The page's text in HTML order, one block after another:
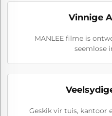
Vinnige
MANLEE filme is
seemlose
Geskik vir tuis, kantoor